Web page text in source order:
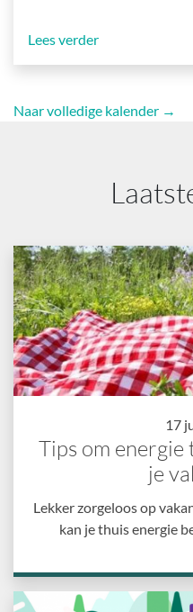
Lees verder
Naar volledige kalender →
17
Tips om energie
je
Lekker zorgeloos op
kan je thuis energie